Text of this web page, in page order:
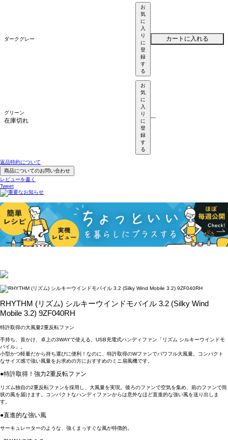
ダークグレー
お
気
に
入
り
に
登
録
す
る
カートに入れる
グリーン
在庫切れ
お
気
に
入
り
に
登
録
す
る
—
返品特約について
商品についてのお問い合わせ
レビューを書く
Tweet
RHYTHM (リズム) シルキーウインドモバイル 3.2 (Silky Wind
Mobile 3.2) 9ZF040RH
特許取得の大風量2重反転ファン
手持ち、首かけ、卓上の3WAYで使える、USB充電式ハンディファン「リズム シルキーウインドモ
バイル」。
小型かつ軽量だから持ち運びに便利！なのに、特許取得のWファンでパワフル大風量。コンパクト
なサイズ感で強い風量をお求めの方におすすめのミニ扇風機です。
●特許取得！強力2重反転ファン
リズム独自の2重反転ファンを採用し、大風量を実現。後ろのファンで空気を集め、前のファンで筒
状の風を届けます。コンパクトなハンディファンからは意外なほど直進的な強い風を送り出しま
す。
●直進的な強い風
サーキュレーターのような、強くまっすぐな風が特徴的。